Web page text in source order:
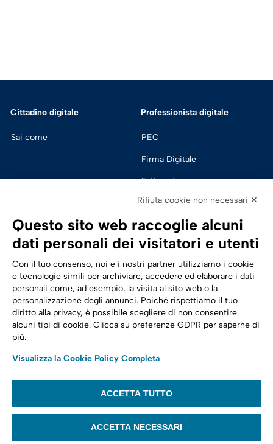
Cittadino digitale
Sai come
Professionista digitale
PEC
Firma Digitale
Fatturazione
Sicurezza Digitale
Cloud
Trasformazione digitale
Energia
Telecomunicazioni
Automotive
Seguici su:
© 2022,Tinexta Infocert S.p.A.– P.IVA 07945211006 – Cap. Sociale €
22.117.536 – REA RM 1064345 – Sede legale: Piazzale Flaminio 1/B, 00196 –
Rifiuta cookie non necessari ✕
Questo sito web raccoglie alcuni
dati personali dei visitatori e utenti
Con il tuo consenso, noi e i nostri partner utilizziamo i cookie
e tecnologie simili per archiviare, accedere ed elaborare i dati
personali come, ad esempio, la visita al sito web o la
personalizzazione degli annunci. Poiché rispettiamo il tuo
diritto alla privacy, è possibile scegliere di non consentire
alcuni tipi di cookie. Clicca su preferenze GDPR per saperne di
più.
Visualizza la Cookie Policy Completa
ACCETTA TUTTO
ACCETTA NECESSARI